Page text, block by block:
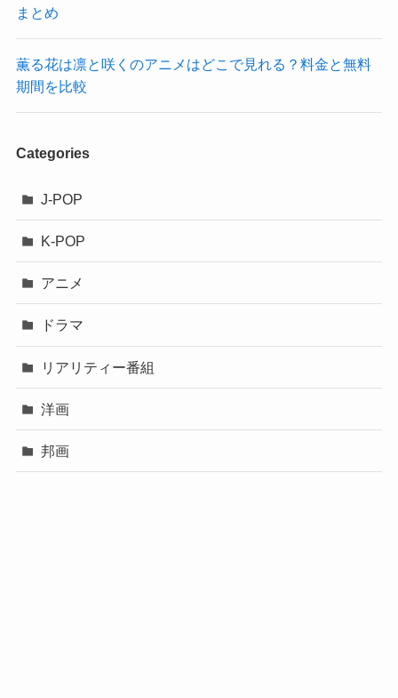
まとめ
薫る花は凛と咲くのアニメはどこで見れる？料金と無料
期間を比較
Categories
J-POP
K-POP
アニメ
ドラマ
リアリティー番組
洋画
邦画